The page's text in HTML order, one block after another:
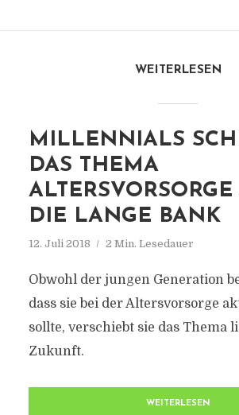
WEITERLESEN
MILLENNIALS
DAS THEMA
ALTERSVORSORGE
DIE LANGE BANK
12. Juli 2018 2 Min. Lesedauer
Obwohl der jungen Generation
dass sie bei der Altersvorsorge
sollte, verschiebt sie das Thema
Zukunft.
WEITERLESEN